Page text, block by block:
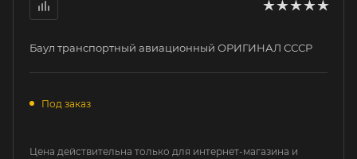
Баул транспортный авиационный ОРИГИНАЛ СССР
Под заказ
Цена действительна только для интернет-магазина и